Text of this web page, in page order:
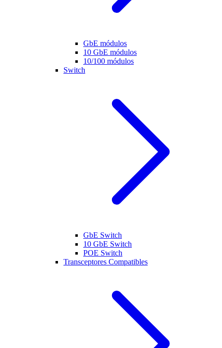
GbE módulos
10 GbE módulos
10/100 módulos
Switch
GbE Switch
10 GbE Switch
POE Switch
Transceptores Compatibles